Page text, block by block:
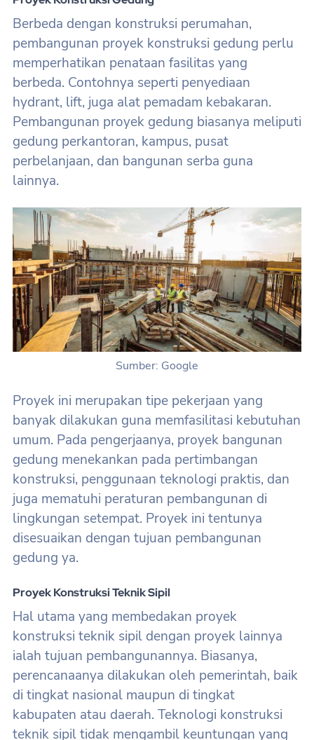
Berbeda dengan konstruksi perumahan,
pembangunan proyek konstruksi gedung perlu
memperhatikan penataan fasilitas yang
berbeda. Contohnya seperti penyediaan
hydrant, lift, juga alat pemadam kebakaran.
Pembangunan proyek gedung biasanya meliputi
gedung perkantoran, kampus, pusat
perbelanjaan, dan bangunan serba guna
lainnya.
Sumber: Google
Proyek ini merupakan tipe pekerjaan yang
banyak dilakukan guna memfasilitasi kebutuhan
umum. Pada pengerjaanya, proyek bangunan
gedung menekankan pada pertimbangan
konstruksi, penggunaan teknologi praktis, dan
juga mematuhi peraturan pembangunan di
lingkungan setempat. Proyek ini tentunya
disesuaikan dengan tujuan pembangunan
gedung ya.
Proyek Konstruksi Teknik Sipil
Hal utama yang membedakan proyek
konstruksi teknik sipil dengan proyek lainnya
ialah tujuan pembangunannya. Biasanya,
perencanaanya dilakukan oleh pemerintah, baik
di tingkat nasional maupun di tingkat
kabupaten atau daerah. Teknologi konstruksi
teknik sipil tidak mengambil keuntungan yang